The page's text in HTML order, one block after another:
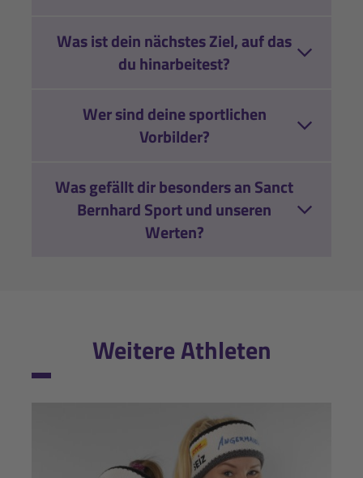
Was ist dein nächstes Ziel, auf das
du hinarbeitest?
Wer sind deine sportlichen
Vorbilder?
Was gefällt dir besonders an Sanct
Bernhard Sport und unseren
Werten?
Weitere Athleten